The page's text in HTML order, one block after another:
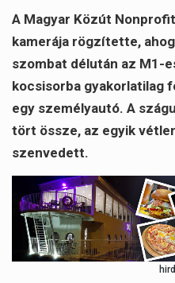
A Magyar Közút
kamerája rögzítette,
szombat délután az M1-
kocsisorba gyakorlatilag
egy személyautó. A
tört össze, az egyik
szenvedett.